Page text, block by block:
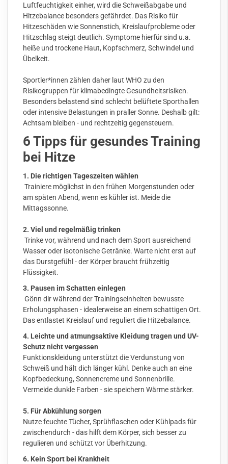
Luftfeuchtigkeit einher, wird die Schweißabgabe und
Hitzebalance besonders gefährdet. Das Risiko für
Hitzeschäden wie Sonnenstich, Kreislaufprobleme oder
Hitzschlag steigt deutlich. Symptome hierfür sind u.a.
heiße und trockene Haut, Kopfschmerz, Schwindel und
Übelkeit.
Sportler*innen zählen daher laut WHO zu den
Risikogruppen für klimabedingte Gesundheitsrisiken.
Besonders belastend sind schlecht belüftete Sporthallen
oder intensive Belastungen in praller Sonne. Deshalb gilt:
Achtsam bleiben - und rechtzeitig gegensteuern.
6 Tipps für gesundes Training
bei Hitze
1. Die richtigen Tageszeiten wählen
Trainiere möglichst in den frühen Morgenstunden oder
am späten Abend, wenn es kühler ist. Meide die
Mittagssonne.
2. Viel und regelmäßig trinken
Trinke vor, während und nach dem Sport ausreichend
Wasser oder isotonische Getränke. Warte nicht erst auf
das Durstgefühl - der Körper braucht frühzeitig
Flüssigkeit.
3. Pausen im Schatten einlegen
Gönn dir während der Trainingseinheiten bewusste
Erholungsphasen - idealerweise an einem schattigen Ort.
Das entlastet Kreislauf und reguliert die Hitzebalance.
4. Leichte und atmungsaktive Kleidung tragen und UV-
Schutz nicht vergessen
Funktionskleidung unterstützt die Verdunstung von
Schweiß und hält dich länger kühl. Denke auch an eine
Kopfbedeckung, Sonnencreme und Sonnenbrille.
Vermeide dunkle Farben - sie speichern Wärme stärker.
5. Für Abkühlung sorgen
Nutze feuchte Tücher, Sprühflaschen oder Kühlpads für
zwischendurch - das hilft dem Körper, sich besser zu
regulieren und schützt vor Überhitzung.
6. Kein Sport bei Krankheit